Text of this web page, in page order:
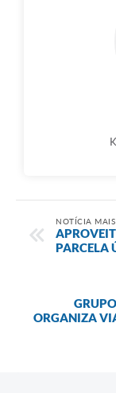
NOTÍCIA MAIS
PARCELA
ORGANIZA